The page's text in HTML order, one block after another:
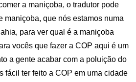
a maniçoba, o tradutor pode
maniçoba, que nós estamos numa
para ver qual é a maniçoba
vocês que fazer a COP aqui é um
a gente acabar com a poluição do
fácil ter feito a COP em uma cidade